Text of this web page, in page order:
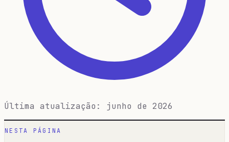
Última atualização: junho de 2026
NESTA PÁGINA